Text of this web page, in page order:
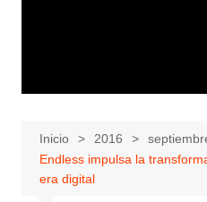
Inicio 2016
Endless impulsa la
era digital